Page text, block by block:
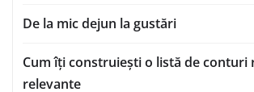
De la mic dejun la gustări
Cum îți construiești o listă de conturi
relevante